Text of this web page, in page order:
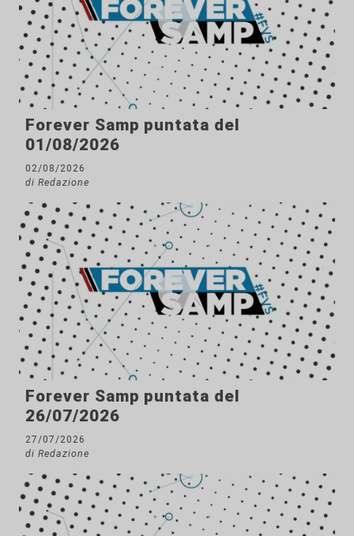
Forever Samp puntata del
01/08/2026
02/08/2026
di Redazione
Forever Samp puntata del
26/07/2026
27/07/2026
di Redazione